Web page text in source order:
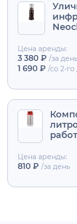
Цена аренды:
3 380 ₽ /за
1 690 ₽ /со 2-го
Цена аренды:
810 ₽ /за день